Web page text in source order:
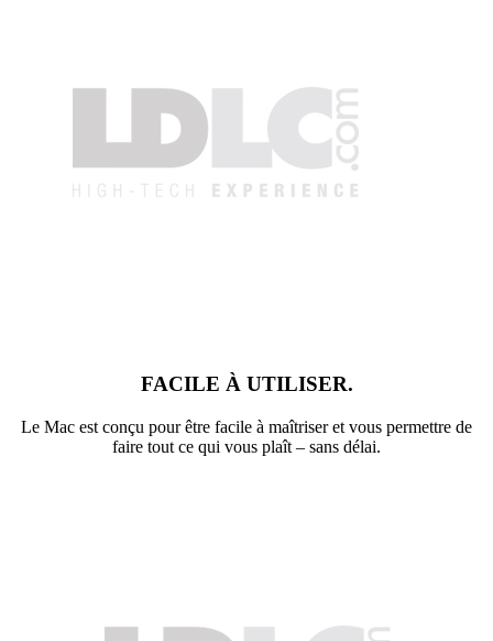
FACILE À UTILISER.
Le Mac est conçu pour être facile à maîtriser et vous permettre de
faire tout ce qui vous plaît – sans délai.